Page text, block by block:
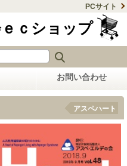
PCサイト
ｃショップ
お問い合わせ
アスペハート